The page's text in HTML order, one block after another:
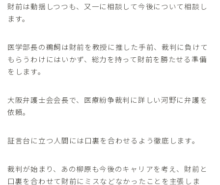
財前は動揺しつつも、又一に相談して今後について相談し
ます。
医学部長の鵜飼は財前を教授に推した手前、裁判に負けて
もらうわけにはいかず、総力を持って財前を勝たせる準備
をします。
大阪弁護士会会長で、医療紛争裁判に詳しい河野に弁護を
依頼。
証言台に立つ人間には口裏を合わせるよう徹底します。
裁判が始まり、あの柳原も今後のキャリアを考え、財前と
口裏を合わせて財前にミスなどなかったことを主張しま